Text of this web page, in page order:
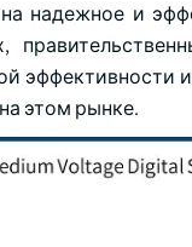
надежное и
эффективности
этом рынке.